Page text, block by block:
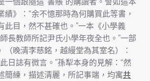
績》：“余不憶那時為何購買此等書，
此目，然不甚確也。”一本《小學義
長教師所記尹氏小學年夜全也。”一部
（晚清李慈銘，越縵堂為其室名）：
日誌有微言。”孫犁本身的見解：“然
簡練，描述清麗，所記事端，均寓共